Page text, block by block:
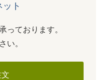
ト
っております。
い。